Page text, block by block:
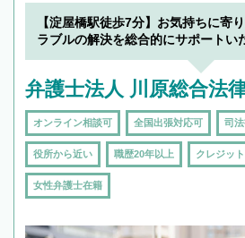
【淀屋橋駅徒歩7分】お気持ちに寄
ラブルの解決を総合的にサポートい
弁護士法人 川原総合法
オンライン相談可 全国出張対応可 司
役所から近い 職歴20年以上 クレジッ
女性弁護士在籍